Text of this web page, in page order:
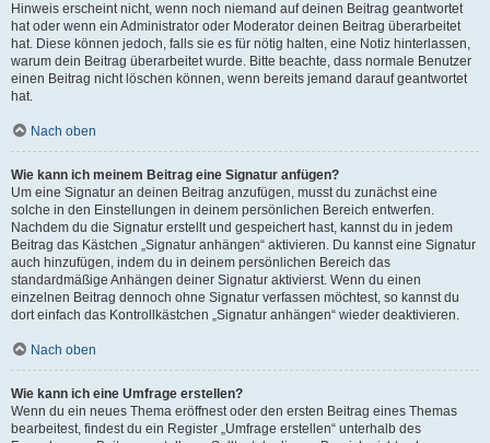
Hinweis erscheint nicht, wenn noch niemand auf deinen Beitrag geantwortet
hat oder wenn ein Administrator oder Moderator deinen Beitrag überarbeitet
hat. Diese können jedoch, falls sie es für nötig halten, eine Notiz hinterlassen,
warum dein Beitrag überarbeitet wurde. Bitte beachte, dass normale Benutzer
einen Beitrag nicht löschen können, wenn bereits jemand darauf geantwortet
hat.
Nach oben
Wie kann ich meinem Beitrag eine Signatur anfügen?
Um eine Signatur an deinen Beitrag anzufügen, musst du zunächst eine
solche in den Einstellungen in deinem persönlichen Bereich entwerfen.
Nachdem du die Signatur erstellt und gespeichert hast, kannst du in jedem
Beitrag das Kästchen „Signatur anhängen“ aktivieren. Du kannst eine Signatur
auch hinzufügen, indem du in deinem persönlichen Bereich das
standardmäßige Anhängen deiner Signatur aktivierst. Wenn du einen
einzelnen Beitrag dennoch ohne Signatur verfassen möchtest, so kannst du
dort einfach das Kontrollkästchen „Signatur anhängen“ wieder deaktivieren.
Nach oben
Wie kann ich eine Umfrage erstellen?
Wenn du ein neues Thema eröffnest oder den ersten Beitrag eines Themas
bearbeitest, findest du ein Register „Umfrage erstellen“ unterhalb des